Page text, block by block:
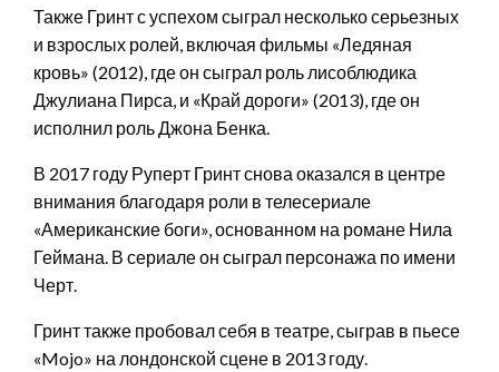
Также Гринт с успехом сыграл несколько серьезных
и взрослых ролей, включая фильмы «Ледяная
кровь» (2012), где он сыграл роль лисоблюдика
Джулиана Пирса, и «Край дороги» (2013), где он
исполнил роль Джона Бенка.
В 2017 году Руперт Гринт снова оказался в центре
внимания благодаря роли в телесериале
«Американские боги», основанном на романе Нила
Геймана. В сериале он сыграл персонажа по имени
Черт.
Гринт также пробовал себя в театре, сыграв в пьесе
«Mojo» на лондонской сцене в 2013 году.